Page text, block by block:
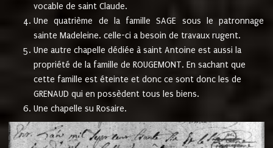
vocable de saint Claude.
Une quatrième de la famille SAGE sous le patronnage
sainte Madeleine. celle-ci a besoin de travaux rugent.
Une autre chapelle dédiée à saint Antoine est aussi la
propriété de la famille de ROUGEMONT. En sachant que
cette famille est éteinte et donc ce sont donc les de
GRENAUD qui en possèdent tous les biens.
Une chapelle su Rosaire.